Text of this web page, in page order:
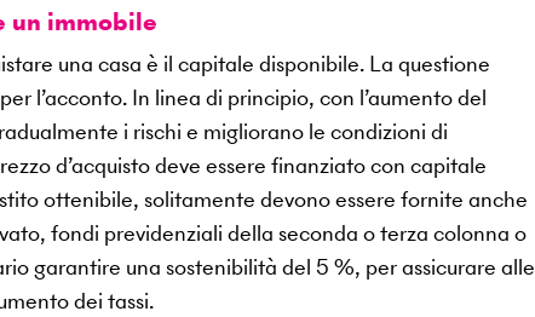
immobile
una casa è il capitale disponibile. La questione
l’acconto. In linea di principio, con l’aumento del
i rischi e migliorano le condizioni di
d’acquisto deve essere finanziato con capitale
ottenibile, solitamente devono essere fornite anche
fondi previdenziali della seconda o terza colonna o
garantire una sostenibilità del 5 %, per assicurare alle
dei tassi.